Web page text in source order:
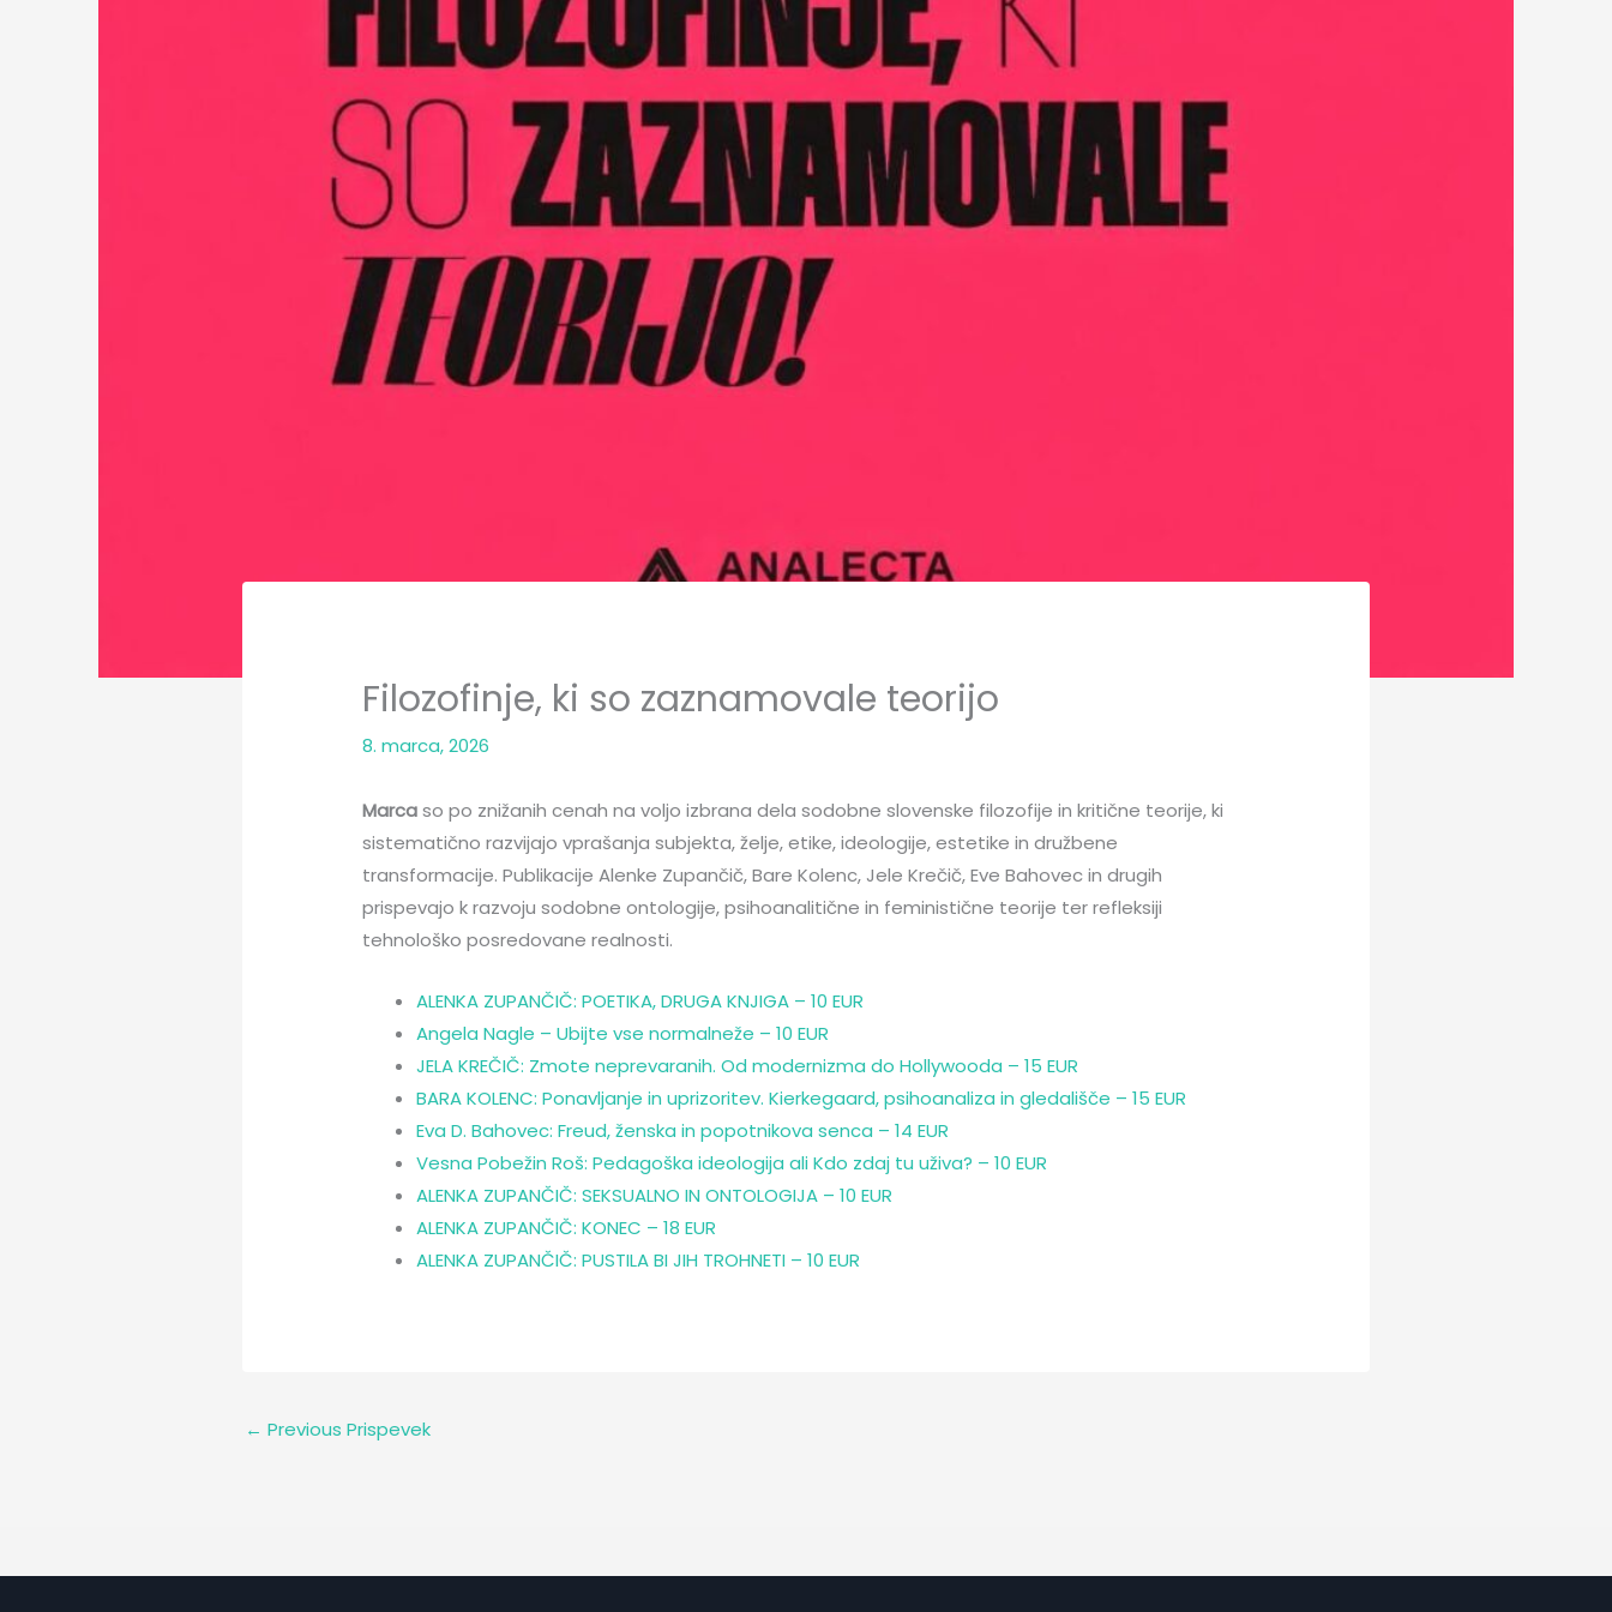
Filozofinje, ki so zaznamovale teorijo
8. marca, 2026
Marcaso po znižanih cenah na voljo izbrana dela sodobne slovenske filozofije in kritične teorije, ki
sistematično razvijajo vprašanja subjekta, želje, etike, ideologije, estetike in družbene
transformacije. Publikacije Alenke Zupančič, Bare Kolenc, Jele Krečič, Eve Bahovec in drugih
prispevajo k razvoju sodobne ontologije, psihoanalitične in feministične teorije ter refleksiji
tehnološko posredovane realnosti.
ALENKA ZUPANČIČ: POETIKA, DRUGA KNJIGA – 10 EUR
Angela Nagle – Ubijte vse normalneže – 10 EUR
JELA KREČIČ: Zmote neprevaranih. Od modernizma do Hollywooda – 15 EUR
BARA KOLENC: Ponavljanje in uprizoritev. Kierkegaard, psihoanaliza in gledališče – 15 EUR
Eva D. Bahovec: Freud, ženska in popotnikova senca – 14 EUR
Vesna Pobežin Roš: Pedagoška ideologija ali Kdo zdaj tu uživa? – 10 EUR
ALENKA ZUPANČIČ: SEKSUALNO IN ONTOLOGIJA – 10 EUR
ALENKA ZUPANČIČ: KONEC – 18 EUR
ALENKA ZUPANČIČ: PUSTILA BI JIH TROHNETI – 10 EUR
← Previous Prispevek